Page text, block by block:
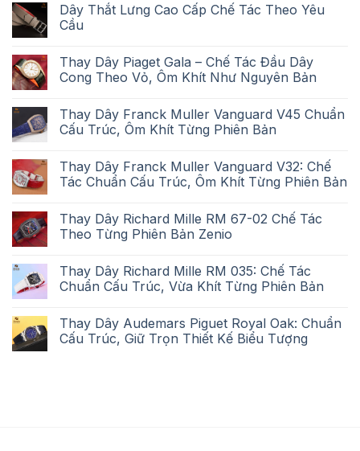
Dây Thắt Lưng Cao Cấp Chế Tác Theo Yêu
Cầu
Thay Dây Piaget Gala – Chế Tác Đầu Dây
Cong Theo Vỏ, Ôm Khít Như Nguyên Bản
Thay Dây Franck Muller Vanguard V45 Chuẩn
Cấu Trúc, Ôm Khít Từng Phiên Bản
Thay Dây Franck Muller Vanguard V32: Chế
Tác Chuẩn Cấu Trúc, Ôm Khít Từng Phiên Bản
Thay Dây Richard Mille RM 67-02 Chế Tác
Theo Từng Phiên Bản Zenio
Thay Dây Richard Mille RM 035: Chế Tác
Chuẩn Cấu Trúc, Vừa Khít Từng Phiên Bản
Thay Dây Audemars Piguet Royal Oak: Chuẩn
Cấu Trúc, Giữ Trọn Thiết Kế Biểu Tượng